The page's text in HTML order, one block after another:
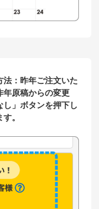
法：昨年ご注文いた
年原稿からの変更
し」ボタンを押下し
。